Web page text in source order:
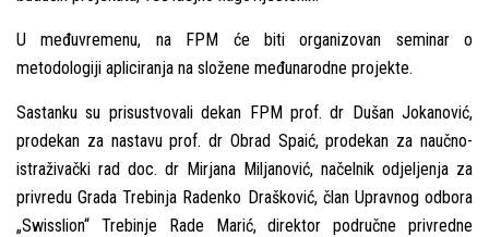
U međuvremenu, na FPM će biti organizovan seminar o
metodologiji apliciranja na složene međunarodne projekte.
Sastanku su prisustvovali dekan FPM prof. dr Dušan Jokanović,
prodekan za nastavu prof. dr Obrad Spaić, prodekan za naučno-
istraživački rad doc. dr Mirjana Miljanović, načelnik odjeljenja za
privredu Grada Trebinja Radenko Drašković, član Upravnog odbora
„Swisslion“ Trebinje Rade Marić, direktor područne privredne